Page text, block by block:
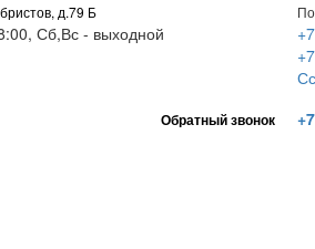
д.79 Б
Сб,Вс - выходной
Обратный звонок